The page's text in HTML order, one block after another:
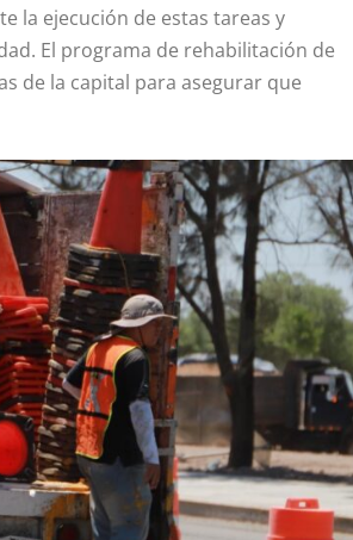
la ejecución de estas tareas y
El programa de rehabilitación de
de la capital para asegurar que